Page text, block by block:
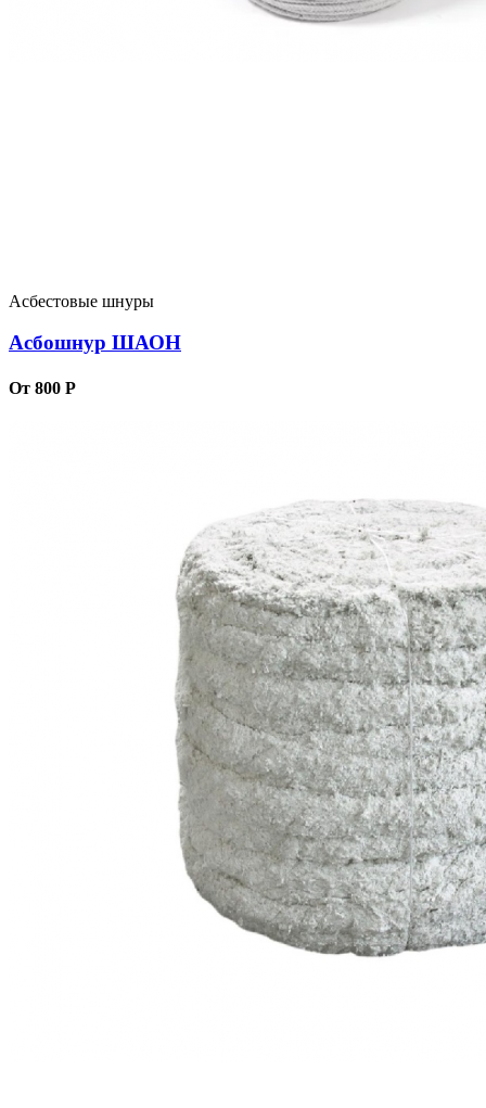
Асбестовые шнуры
Асбошнур ШАОН
От 800 Р